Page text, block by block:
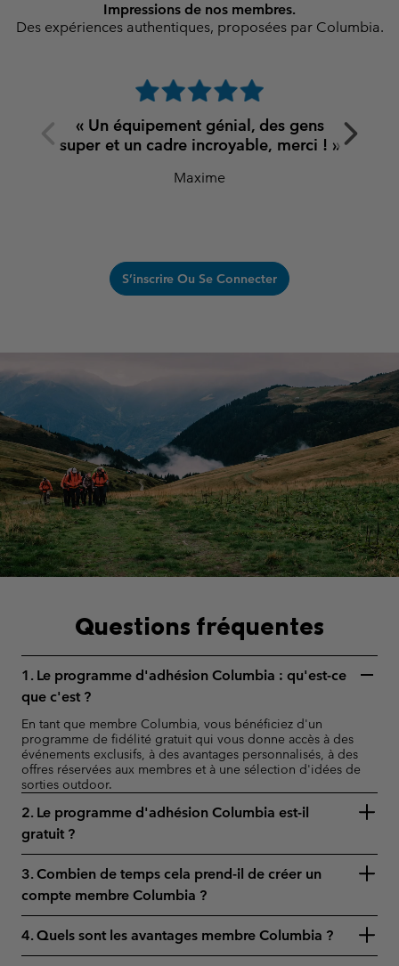
Impressions de nos membres.
Des expériences authentiques, proposées par Columbia.
Previous
Slide
Next
Slide
« Un équipement génial, des gens
super et un cadre incroyable, merci ! »
Maxime
S’inscrire Ou Se Connecter
Questions fréquentes
1. Le programme d'adhésion Columbia : qu'est-ce
que c'est ?
En tant que membre Columbia, vous bénéficiez d'un
programme de fidélité gratuit qui vous donne accès à des
événements exclusifs, à des avantages personnalisés, à des
offres réservées aux membres et à une sélection d'idées de
sorties outdoor.
2. Le programme d'adhésion Columbia est-il
gratuit ?
3. Combien de temps cela prend-il de créer un
compte membre Columbia ?
4. Quels sont les avantages membre Columbia ?